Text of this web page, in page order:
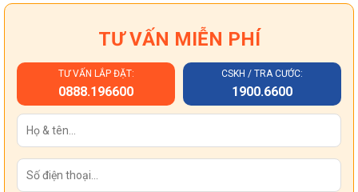
TƯ VẤN MIỄN PHÍ
TƯ VẤN LẮP ĐẶT:
0888.196600
CSKH / TRA CƯỚC:
1900.6600